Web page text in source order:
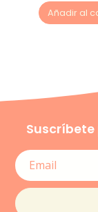
Añadir al